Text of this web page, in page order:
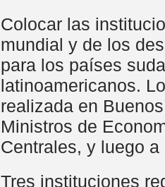
Colocar las
mundial y de los
para los países
latinoamericanos.
realizada en
Ministros de
Centrales, y luego
Tres instituciones